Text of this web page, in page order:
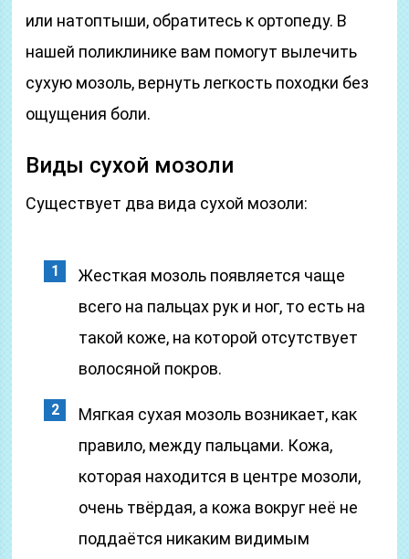
или натоптыши, обратитесь к ортопеду. В
нашей поликлинике вам помогут вылечить
сухую мозоль, вернуть легкость походки без
ощущения боли.
Виды сухой мозоли
Существует два вида сухой мозоли:
Жесткая мозоль появляется чаще
всего на пальцах рук и ног, то есть на
такой коже, на которой отсутствует
волосяной покров.
Мягкая сухая мозоль возникает, как
правило, между пальцами. Кожа,
которая находится в центре мозоли,
очень твёрдая, а кожа вокруг неё не
поддаётся никаким видимым